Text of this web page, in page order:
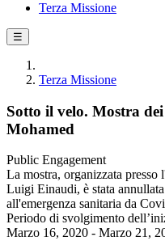
Terza Missione
☰
Terza Missione
Sotto il velo. Mostra
Mohamed
Public Engagement
La mostra, organizzata
Luigi Einaudi, è stata
all'emergenza sanitaria da
Periodo di svolgimento
Marzo 16, 2020 - Marzo 21,